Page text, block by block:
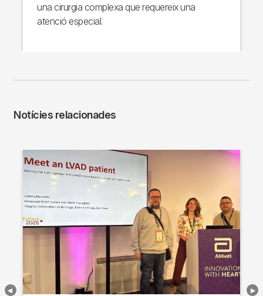
una cirurgia complexa que requereix una
atenció especial.
Notícies relacionades